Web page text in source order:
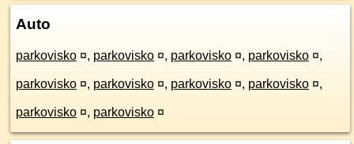
Auto
parkovisko ¤, parkovisko ¤, parkovisko ¤, parkovisko ¤,
parkovisko ¤, parkovisko ¤, parkovisko ¤, parkovisko ¤,
parkovisko ¤, parkovisko ¤